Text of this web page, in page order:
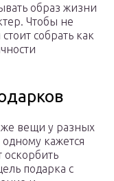
образ жизни
Чтобы не
собрать как
же вещи у разных
кажется
подарка с